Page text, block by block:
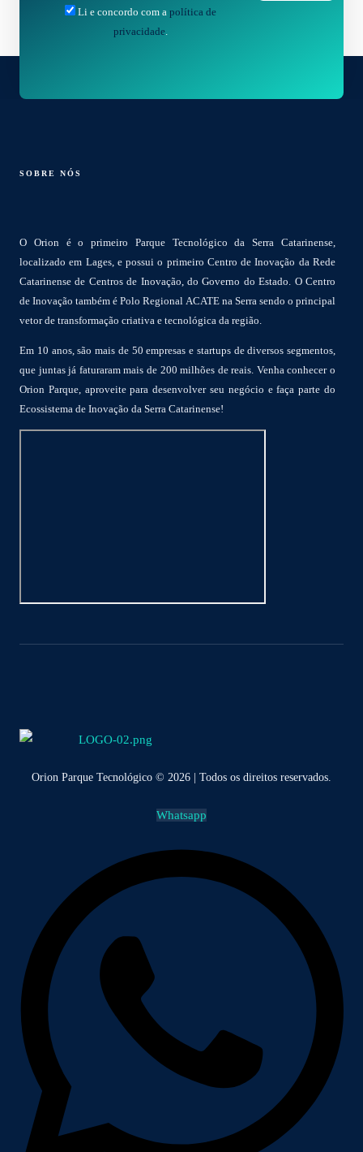
Li e concordo com a política de
privacidade
SOBRE NÓS
O Orion é o primeiro Parque Tecnológico da Serra Catarinense,
localizado em Lages, e possui o primeiro Centro de Inovação da Rede
Catarinense de Centros de Inovação, do Governo do Estado. O Centro
de Inovação também é Polo Regional ACATE na Serra sendo o principal
vetor de transformação criativa e tecnológica da região.
Em 10 anos, são mais de 50 empresas e startups de diversos segmentos,
que juntas já faturaram mais de 200 milhões de reais. Venha conhecer o
Orion Parque, aproveite para desenvolver seu negócio e faça parte do
Ecossistema de Inovação da Serra Catarinense!
Orion Parque Tecnológico © 2026 | Todos os direitos reservados.
Whatsapp